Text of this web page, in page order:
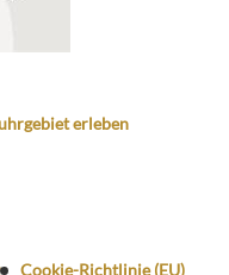
erleben
Cookie-Richtlinie (EU)